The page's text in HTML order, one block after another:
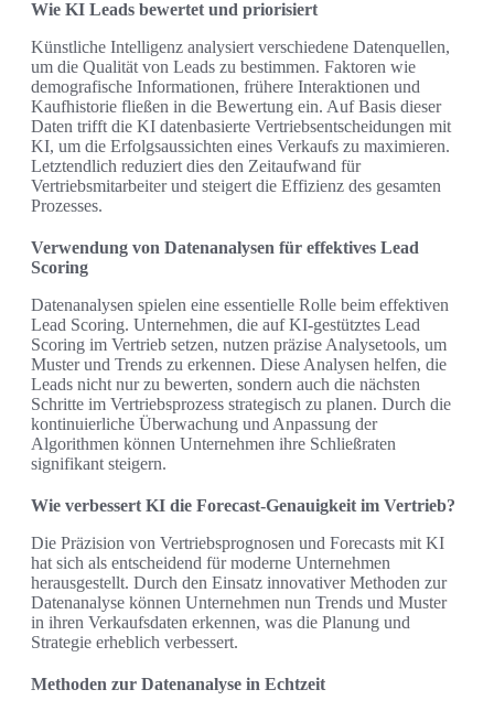
Wie KI Leads bewertet und priorisiert
Künstliche Intelligenz analysiert verschiedene Datenquellen,
um die Qualität von Leads zu bestimmen. Faktoren wie
demografische Informationen, frühere Interaktionen und
Kaufhistorie fließen in die Bewertung ein. Auf Basis dieser
Daten trifft die KI datenbasierte Vertriebsentscheidungen mit
KI, um die Erfolgsaussichten eines Verkaufs zu maximieren.
Letztendlich reduziert dies den Zeitaufwand für
Vertriebsmitarbeiter und steigert die Effizienz des gesamten
Prozesses.
Verwendung von Datenanalysen für effektives Lead
Scoring
Datenanalysen spielen eine essentielle Rolle beim effektiven
Lead Scoring. Unternehmen, die auf KI-gestütztes Lead
Scoring im Vertrieb setzen, nutzen präzise Analysetools, um
Muster und Trends zu erkennen. Diese Analysen helfen, die
Leads nicht nur zu bewerten, sondern auch die nächsten
Schritte im Vertriebsprozess strategisch zu planen. Durch die
kontinuierliche Überwachung und Anpassung der
Algorithmen können Unternehmen ihre Schließraten
signifikant steigern.
Wie verbessert KI die Forecast-Genauigkeit im Vertrieb?
Die Präzision von Vertriebsprognosen und Forecasts mit KI
hat sich als entscheidend für moderne Unternehmen
herausgestellt. Durch den Einsatz innovativer Methoden zur
Datenanalyse können Unternehmen nun Trends und Muster
in ihren Verkaufsdaten erkennen, was die Planung und
Strategie erheblich verbessert.
Methoden zur Datenanalyse in Echtzeit